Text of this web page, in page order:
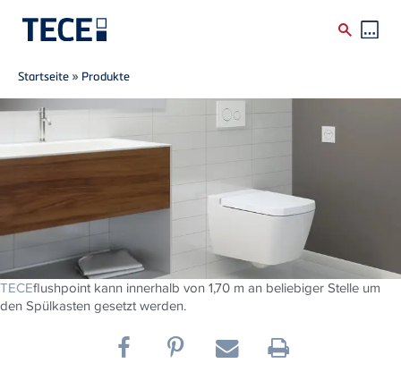
Direkt zum Inhalt
Breadcrumb
Startseite » Produkte
TECEflushpoint kann innerhalb von 1,70 m an beliebiger Stelle um
den Spülkasten gesetzt werden.